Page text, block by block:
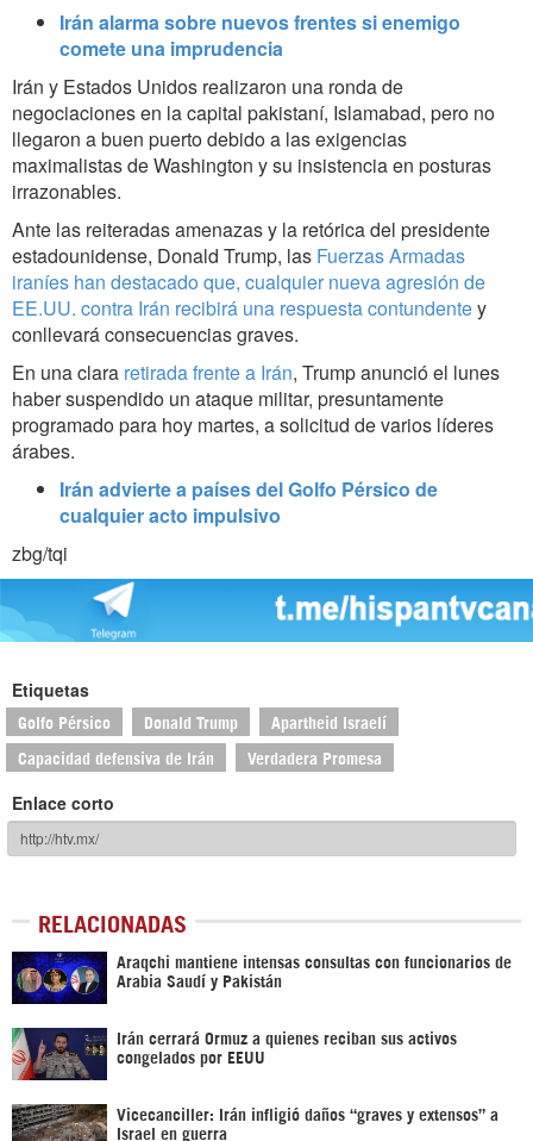
Irán alarma sobre nuevos frentes si enemigo
comete una imprudencia
Irán y Estados Unidos realizaron una ronda de
negociaciones en la capital pakistaní, Islamabad, pero no
llegaron a buen puerto debido a las exigencias
maximalistas de Washington y su insistencia en posturas
irrazonables.
Ante las reiteradas amenazas y la retórica del presidente
estadounidense, Donald Trump, las Fuerzas Armadas
iraníes han destacado que, cualquier nueva agresión de
EE.UU. contra Irán recibirá una respuesta contundentey
conllevará consecuencias graves.
En una clara retirada frente a Irán, Trump anunció el lunes
haber suspendido un ataque militar, presuntamente
programado para hoy martes, a solicitud de varios líderes
árabes.
Irán advierte a países del Golfo Pérsico de
cualquier acto impulsivo
zbg/tqi
Etiquetas
Golfo Pérsico Donald Trump Apartheid Israelí
Capacidad defensiva de Irán Verdadera Promesa
Enlace corto
RELACIONADAS
Araqchi mantiene intensas consultas con funcionarios de
Arabia Saudí y Pakistán
Irán cerrará Ormuz a quienes reciban sus activos
congelados por EEUU
Vicecanciller: Irán infligió daños “graves y extensos” a
Israel en guerra